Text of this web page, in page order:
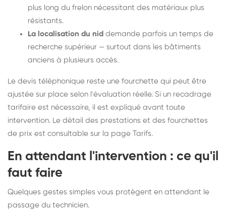
plus long du frelon nécessitant des matériaux plus
résistants.
La localisation du nid demande parfois un temps de
recherche supérieur — surtout dans les bâtiments
anciens à plusieurs accès.
Le devis téléphonique reste une fourchette qui peut être
ajustée sur place selon l'évaluation réelle. Si un recadrage
tarifaire est nécessaire, il est expliqué avant toute
intervention. Le détail des prestations et des fourchettes
de prix est consultable sur la page Tarifs.
En attendant l'intervention : ce qu'il
faut faire
Quelques gestes simples vous protègent en attendant le
passage du technicien.